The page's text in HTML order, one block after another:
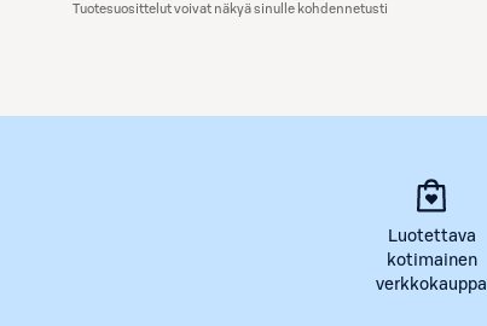
Tuotesuosittelut voivat näkyä sinulle kohdennetusti
Luotettava
kotimainen
verkkokauppa